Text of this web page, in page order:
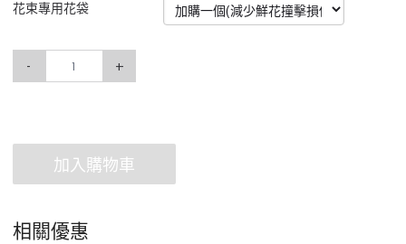
花束專用花袋
- +
加入購物車
相關優惠